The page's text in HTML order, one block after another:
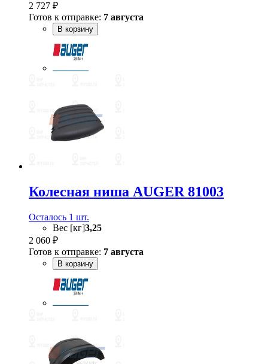
2 727 ₽
Готов к отправке: 7 августа
В корзину
Колесная ниша AUGER 81003
Осталось 1 шт.
Вес [кг]3,25
2 060 ₽
Готов к отправке: 7 августа
В корзину